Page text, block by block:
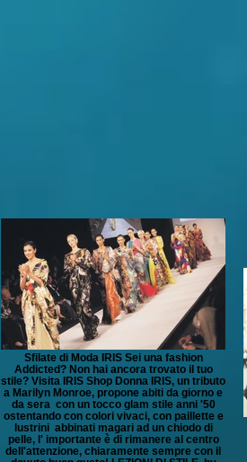
Sfilate di Moda IRIS Sei una fashion
Addicted? Non hai ancora trovato il tuo
stile? Visita IRIS Shop Donna IRIS, un tributo
a Marilyn Monroe, propone abiti da giorno e
da sera con un tocco glam stile anni '50
ostentando con colori vivaci, con paillette e
lustrini abbinati magari ad un chiodo di
pelle, l' importante è di rimanere al centro
dell'attenzione, chiaramente sempre con il